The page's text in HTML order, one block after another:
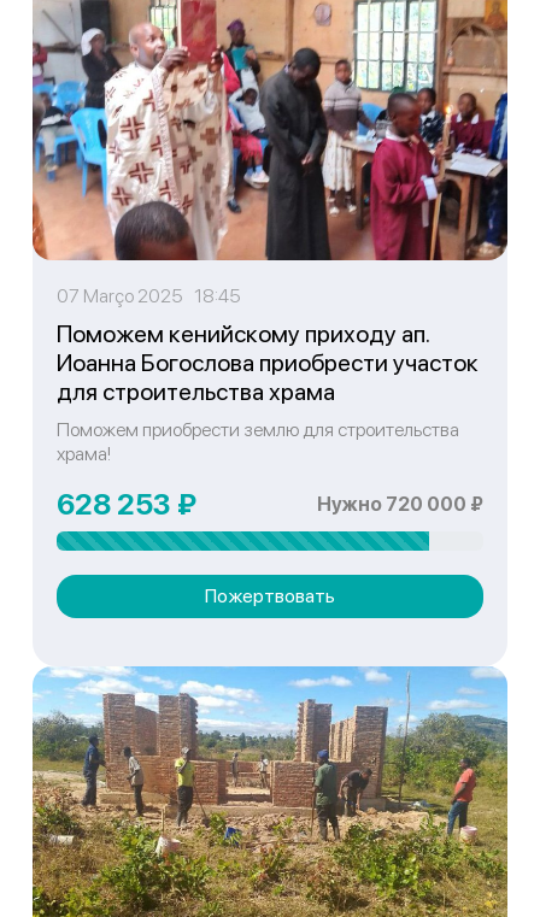
07 Março 2025 18:45
Поможем кенийскому приходу ап.
Иоанна Богослова приобрести участок
для строительства храма
Поможем приобрести землю для строительства
храма!
628 253 ₽ Нужно 720 000 ₽
Пожертвовать